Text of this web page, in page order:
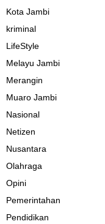
Kota Jambi
kriminal
LifeStyle
Melayu Jambi
Merangin
Muaro Jambi
Nasional
Netizen
Nusantara
Olahraga
Opini
Pemerintahan
Pendidikan